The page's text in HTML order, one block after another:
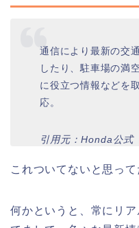
通信により最新の交
したり、駐車場の満
に役立つ情報などを
応。
引用元：Honda公式
これついてないと思っ
何かというと、常にリ